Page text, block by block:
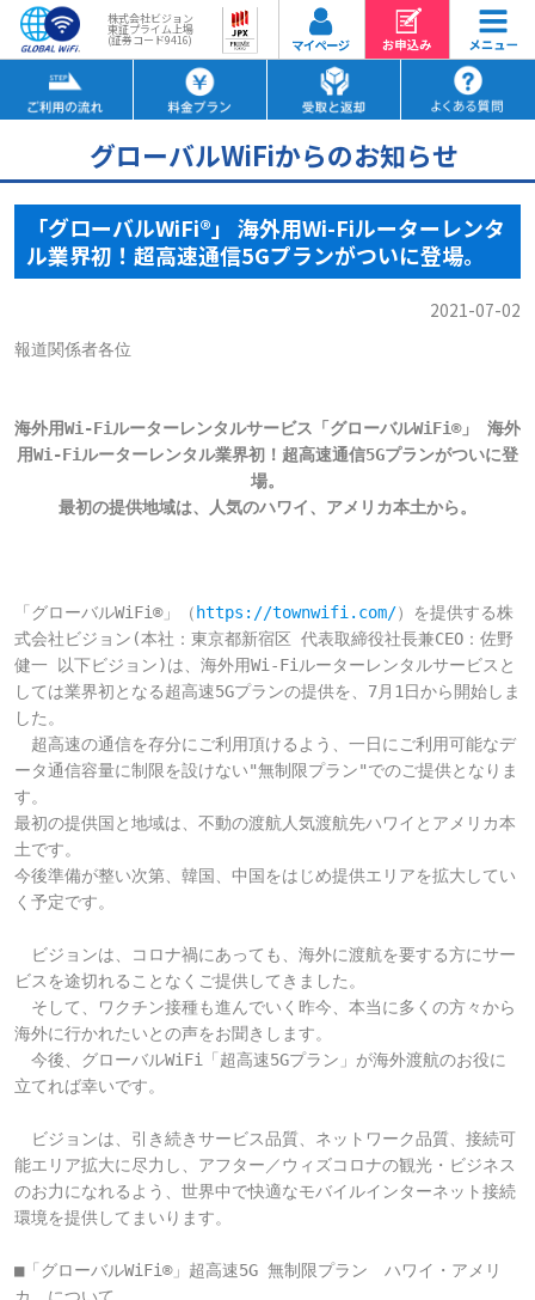
株式会社ビジョン
東証プライム上場
(証券コード9416)
グローバルWiFiからのお知らせ
「グローバルWiFi®」 海外用Wi-Fiルーターレンタ
ル業界初！超高速通信5Gプランがついに登場。
2021-07-02
報道関係者各位
海外用Wi-Fiルーターレンタルサービス「グローバルWiFi®」 海外
用Wi-Fiルーターレンタル業界初！超高速通信5Gプランがついに登
場。
最初の提供地域は、人気のハワイ、アメリカ本土から。
「グローバルWiFi®」（ https://townwifi.com/）を提供する株
式会社ビジョン(本社：東京都新宿区 代表取締役社長兼CEO：佐野
健一 以下ビジョン)は、海外用Wi-Fiルーターレンタルサービスと
しては業界初となる超高速5Gプランの提供を、7月1日から開始しま
した。
超高速の通信を存分にご利用頂けるよう、一日にご利用可能なデ
ータ通信容量に制限を設けない"無制限プラン"でのご提供となりま
す。
最初の提供国と地域は、不動の渡航人気渡航先ハワイとアメリカ本
土です。
今後準備が整い次第、韓国、中国をはじめ提供エリアを拡大してい
く予定です。
ビジョンは、コロナ禍にあっても、海外に渡航を要する方にサー
ビスを途切れることなくご提供してきました。
そして、ワクチン接種も進んでいく昨今、本当に多くの方々から
海外に行かれたいとの声をお聞きします。
今後、グローバルWiFi「超高速5Gプラン」が海外渡航のお役に
立てれば幸いです。
ビジョンは、引き続きサービス品質、ネットワーク品質、接続可
能エリア拡大に尽力し、アフター／ウィズコロナの観光・ビジネス
のお力になれるよう、世界中で快適なモバイルインターネット接続
環境を提供してまいります。
■「グローバルWiFi®」超高速5G 無制限プラン　ハワイ・アメリ